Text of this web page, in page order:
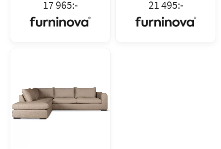
17 965:- 21 495:-